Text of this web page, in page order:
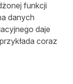
funkcji
danych
daje
coraz